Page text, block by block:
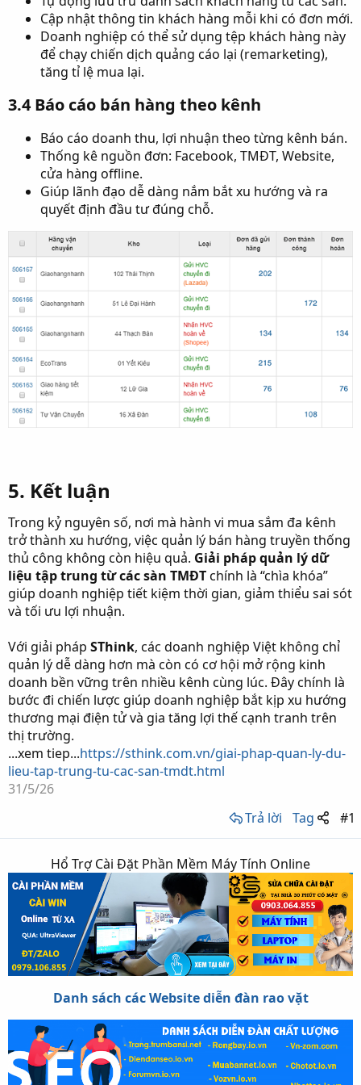
Cập nhật thông tin khách hàng mỗi khi có đơn mới.
Doanh nghiệp có thể sử dụng tệp khách hàng này
để chạy chiến dịch quảng cáo lại (remarketing),
tăng tỉ lệ mua lại.
3.4 Báo cáo bán hàng theo kênh​
Báo cáo doanh thu, lợi nhuận theo từng kênh bán.
Thống kê nguồn đơn: Facebook, TMĐT, Website,
cửa hàng offline.
Giúp lãnh đạo dễ dàng nắm bắt xu hướng và ra
quyết định đầu tư đúng chỗ.
5. Kết luận​
Trong kỷ nguyên số, nơi mà hành vi mua sắm đa kênh
trở thành xu hướng, việc quản lý bán hàng truyền thống
thủ công không còn hiệu quả. Giải pháp quản lý dữ
liệu tập trung từ các sàn TMĐTchính là “chìa khóa”
giúp doanh nghiệp tiết kiệm thời gian, giảm thiểu sai sót
và tối ưu lợi nhuận.
Với giải pháp SThink, các doanh nghiệp Việt không chỉ
quản lý dễ dàng hơn mà còn có cơ hội mở rộng kinh
doanh bền vững trên nhiều kênh cùng lúc. Đây chính là
bước đi chiến lược giúp doanh nghiệp bắt kịp xu hướng
thương mại điện tử và gia tăng lợi thế cạnh tranh trên
thị trường.
...xem tiep...https://sthink.com.vn/giai-phap-quan-ly-du-
lieu-tap-trung-tu-cac-san-tmdt.html
31/5/26
Trả lời
Tag #1
Hổ Trợ Cài Đặt Phần Mềm Máy Tính Online
Danh sách các Website diễn đàn rao vặt